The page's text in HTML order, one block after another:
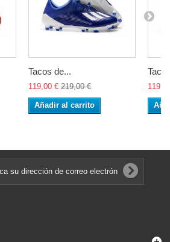
Tacos de...
119,00 € 219,00 €
Añadir al carrito